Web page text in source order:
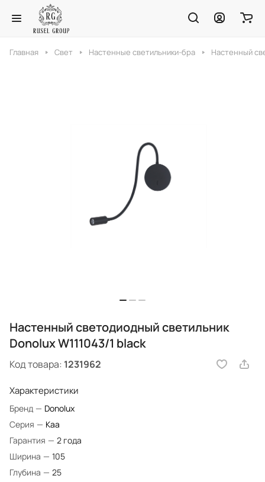
Главная Свет Настенные светильники-бра Настенный
Настенный светодиодный светильник
Donolux W111043/1 black
Код товара: 1231962
Характеристики
Бренд — Donolux
Серия — Kaa
Гарантия — 2 года
Ширина — 105
Глубина — 25